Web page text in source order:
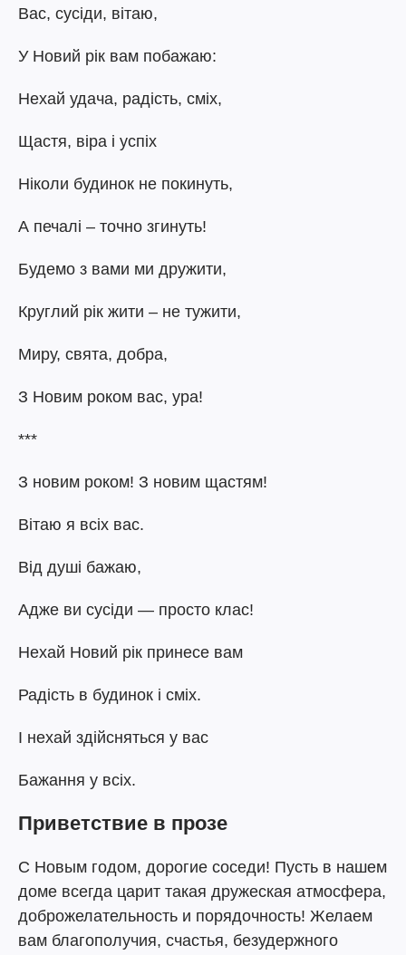
Вас, сусіди, вітаю,
У Новий рік вам побажаю:
Нехай удача, радість, сміх,
Щастя, віра і успіх
Ніколи будинок не покинуть,
А печалі – точно згинуть!
Будемо з вами ми дружити,
Круглий рік жити – не тужити,
Миру, свята, добра,
З Новим роком вас, ура!
***
З новим роком! З новим щастям!
Вітаю я всіх вас.
Від душі бажаю,
Адже ви сусіди — просто клас!
Нехай Новий рік принесе вам
Радість в будинок і сміх.
І нехай здійсняться у вас
Бажання у всіх.
Приветствие в прозе
С Новым годом, дорогие соседи! Пусть в нашем
доме всегда царит такая дружеская атмосфера,
доброжелательность и порядочность! Желаем
вам благополучия, счастья, безудержного